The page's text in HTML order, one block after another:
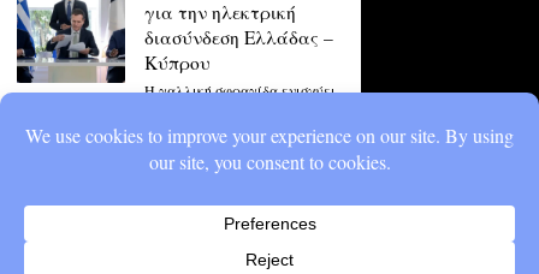
για την ηλεκτρική
διασύνδεση Ελλάδας –
Κύπρου
Η γαλλική σφραγίδα ενισχύει
Νέα ρύθμιση για τα
Αφορολόγητο έως 6.000
Στα 6.000 ευρώ τον χρόνο από